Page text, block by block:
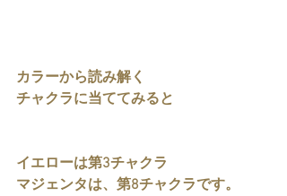
カラーから読み解く
チャクラに当ててみると
イエローは第3チャクラ
マジェンタは、第8チャクラです。